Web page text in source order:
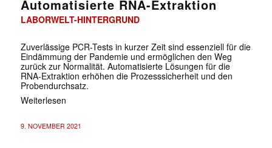
Automatisierte RNA-Extraktion
LABORWELT-HINTERGRUND
Zuverlässige PCR-Tests in kurzer Zeit sind essenziell für die
Eindämmung der Pandemie und ermöglichen den Weg
zurück zur Normalität. Automatisierte Lösungen für die
RNA-Extraktion erhöhen die Prozesssicherheit und den
Probendurchsatz.
Weiterlesen
9. NOVEMBER 2021